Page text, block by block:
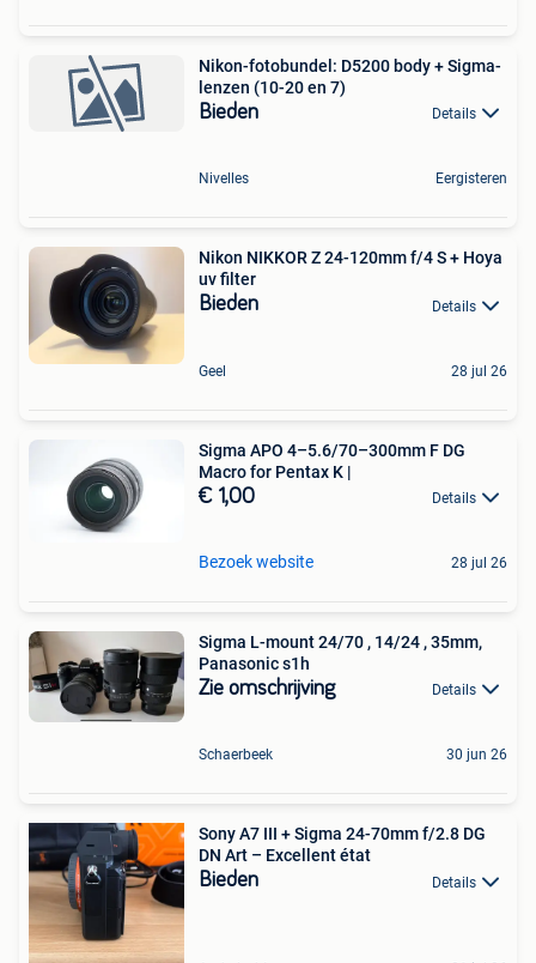
Nikon-fotobundel: D5200 body + Sigma-
lenzen (10-20 en 7)
Bieden Details
Nivelles Eergisteren
Nikon NIKKOR Z 24-120mm f/4 S + Hoya
uv filter
Bieden Details
Geel 28 jul 26
Sigma APO 4–5.6/70–300mm F DG
Macro for Pentax K |
€ 1,00 Details
Bezoek website 28 jul 26
Sigma L-mount 24/70 , 14/24 , 35mm,
Panasonic s1h
Zie omschrijving Details
Schaerbeek 30 jun 26
Sony A7 III + Sigma 24-70mm f/2.8 DG
DN Art – Excellent état
Bieden Details